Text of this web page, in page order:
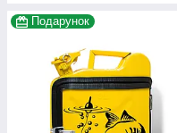
Подарунок